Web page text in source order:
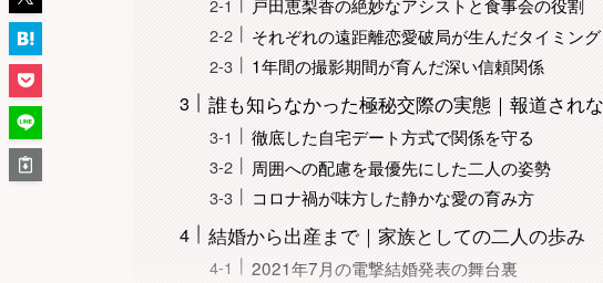
それぞれの遠距離恋愛破局が生んだタイミング
1年間の撮影期間が育んだ深い信頼関係
誰も知らなかった極秘交際の実態｜報道され
徹底した自宅デート方式で関係を守る
周囲への配慮を最優先にした二人の姿勢
コロナ禍が味方した静かな愛の育み方
結婚から出産まで｜家族としての二人の歩み
2021年7月の電撃結婚発表の舞台裏